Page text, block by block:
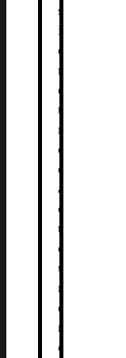
s
i
e
n
e
t
r
é
d
a
c
t
e
u
r
e
n
c